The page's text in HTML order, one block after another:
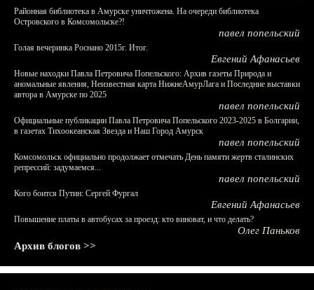
Районная библиотека в Амурске уничтожена. На очереди библиотека
Островского в Комсомольске?!
павел попельский
Голая вечеринка Роснано 2015г. Итог.
Евгений Афанасьев
Новые находки Павла Петровича Попельского: Архив газеты Природа и
аномальные явления, Неизвестная карта НижнеАмурЛага и Последние выставки
автора в Амурске по 2025
павел попельский
Официальные публикации Павла Петровича Попельского 2023-2025 в Болгарии,
в газетах Тихоокеанская Звезда и Наш Город Амурск
павел попельский
Комсомольск официально продолжает отмечать День памяти жертв сталинских
репрессий: задумаемся...
павел попельский
Кого боится Путин: Сергей Фургал
Евгений Афанасьев
Повышение платы в автобусах за проезд: кто виноват, и что делать?
Олег Паньков
Архив блогов >>